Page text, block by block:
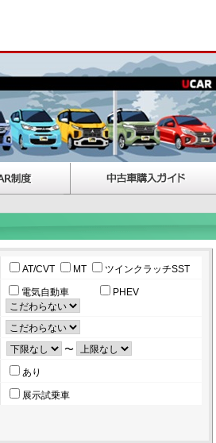
AT/CVT MT ツインクラッチSST
電気自動車 PHEV
〜
あり
展示試乗車